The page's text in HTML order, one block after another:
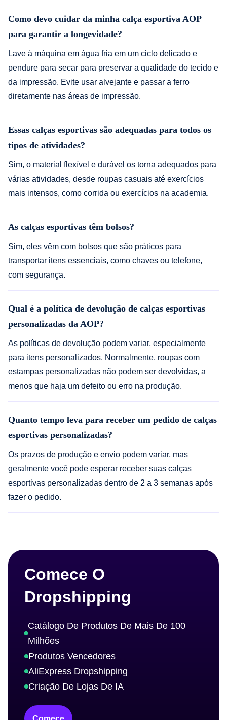
Como devo cuidar da minha calça esportiva AOP
para garantir a longevidade?
Lave à máquina em água fria em um ciclo delicado e
pendure para secar para preservar a qualidade do tecido e
da impressão. Evite usar alvejante e passar a ferro
diretamente nas áreas de impressão.
Essas calças esportivas são adequadas para todos os
tipos de atividades?
Sim, o material flexível e durável os torna adequados para
várias atividades, desde roupas casuais até exercícios
mais intensos, como corrida ou exercícios na academia.
As calças esportivas têm bolsos?
Sim, eles vêm com bolsos que são práticos para
transportar itens essenciais, como chaves ou telefone,
com segurança.
Qual é a política de devolução de calças esportivas
personalizadas da AOP?
As políticas de devolução podem variar, especialmente
para itens personalizados. Normalmente, roupas com
estampas personalizadas não podem ser devolvidas, a
menos que haja um defeito ou erro na produção.
Quanto tempo leva para receber um pedido de calças
esportivas personalizadas?
Os prazos de produção e envio podem variar, mas
geralmente você pode esperar receber suas calças
esportivas personalizadas dentro de 2 a 3 semanas após
fazer o pedido.
Comece O
Dropshipping
Catálogo De Produtos De Mais De 100
Milhões
Produtos Vencedores
AliExpress Dropshipping
Criação De Lojas De IA